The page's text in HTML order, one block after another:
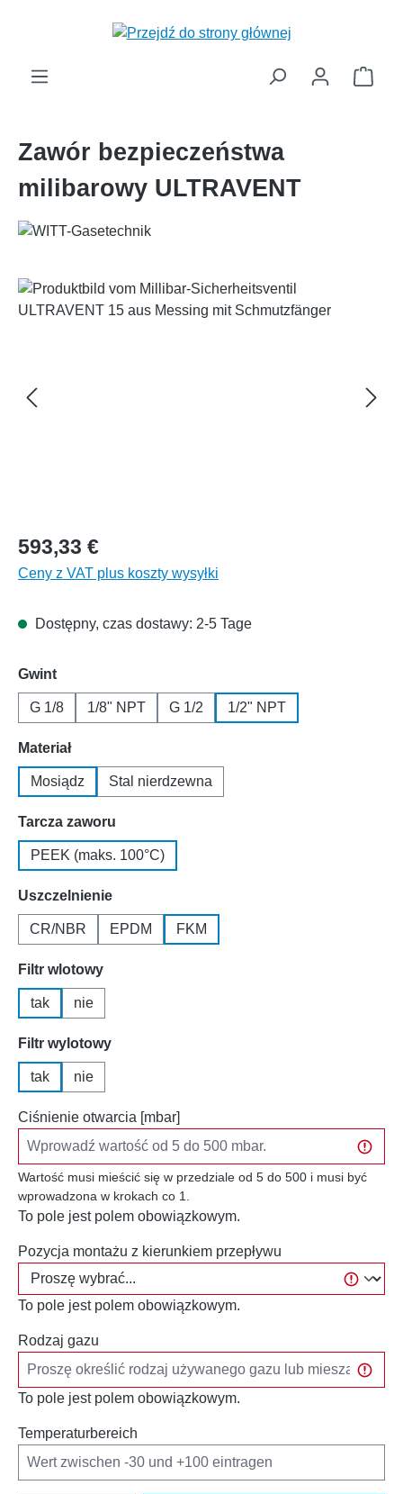
Zawór bezpieczeństwa
milibarowy ULTRAVENT
Pomiń galerię zdjęć
593,33 €
Ceny z VAT plus koszty wysyłki
Dostępny, czas dostawy: 2-5 Tage
Wybierz
Gwint
G 1/8 1/8" NPT G 1/2 1/2" NPT
Wybierz
Materiał
Mosiądz Stal nierdzewna
Wybierz
Tarcza zaworu
PEEK (maks. 100°C)
Wybierz
Uszczelnienie
CR/NBR EPDM FKM
Wybierz
Filtr wlotowy
tak nie
Wybierz
Filtr wylotowy
tak nie
Ciśnienie otwarcia [mbar]
Wartość musi mieścić się w przedziale od 5 do 500 i musi być
wprowadzona w krokach co 1.
To pole jest polem obowiązkowym.
Pozycja montażu z kierunkiem przepływu
To pole jest polem obowiązkowym.
Rodzaj gazu
To pole jest polem obowiązkowym.
Temperaturbereich